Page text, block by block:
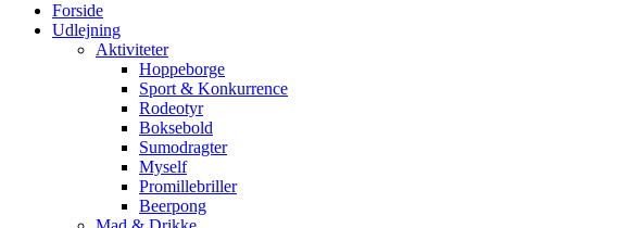
Forside
Udlejning
Aktiviteter
Hoppeborge
Sport & Konkurrence
Rodeotyr
Boksebold
Sumodragter
Myself
Promillebriller
Beerpong